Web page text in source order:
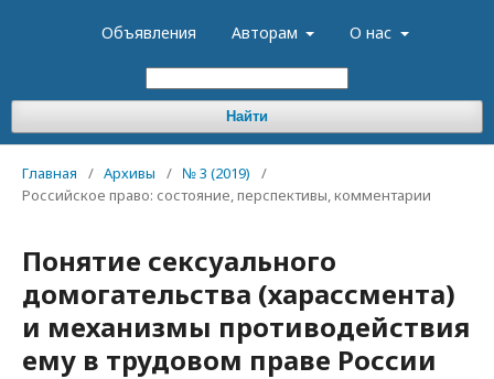
Объявления Авторам О нас
Найти
Главная / Архивы / № 3 (2019)
/
Российское право: состояние, перспективы, комментарии
Понятие сексуального
домогательства (харассмента)
и механизмы противодействия
ему в трудовом праве России